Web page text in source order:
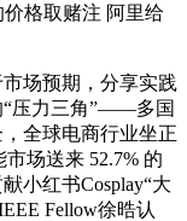
格取赌注 阿里给
场预期，分享实践
“压力三角”——多国
全球电商行业坐正
场送来 52.7% 的
小红书Cosplay“大
Fellow徐晧认